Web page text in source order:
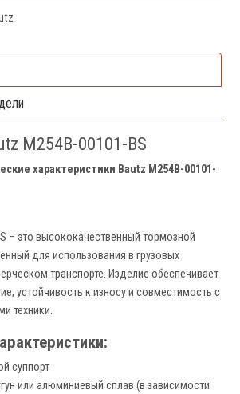
M254B-00101-BS
характеристики Bautz M254B-00101-
– это высококачественный тормозной
для использования в грузовых
транспорте. Изделие обеспечивает
устойчивость к износу и совместимость с
техники.
суппорт
или алюминиевый сплав (в зависимости